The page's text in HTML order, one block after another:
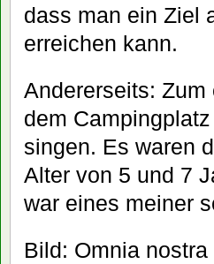
dass man ein Ziel
erreichen kann.
Andererseits:
dem
singen. Es waren
Alter von 5 und 7
war eines meiner
Bild: Omnia